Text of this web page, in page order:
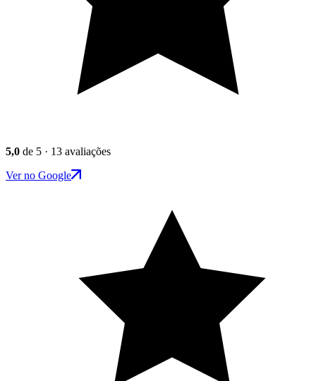
5,0 de 5 · 13 avaliações
Ver no Google